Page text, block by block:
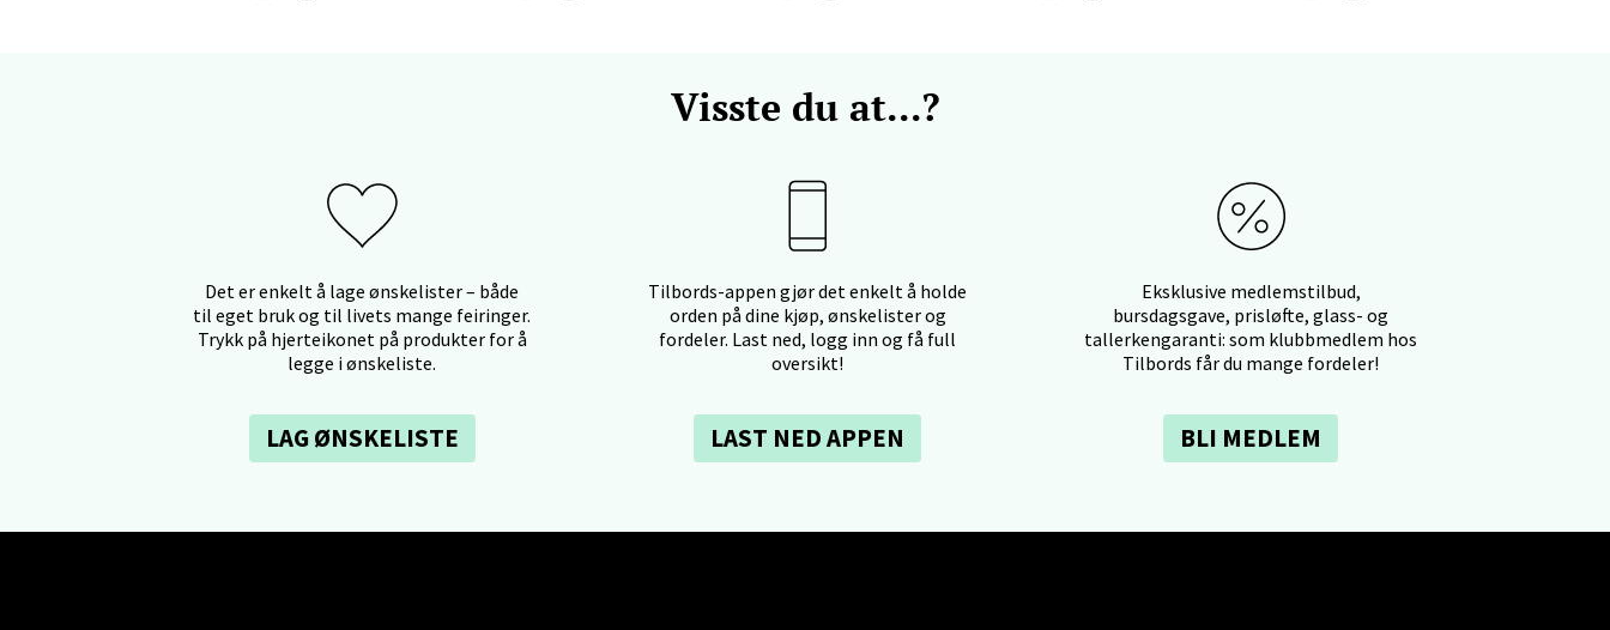
Visste du at...?
Det er enkelt å lage ønskelister – både
til eget bruk og til livets mange feiringer.
Trykk på hjerteikonet på produkter for å
legge i ønskeliste.
LAG ØNSKELISTE
Tilbords-appen gjør det enkelt å holde
orden på dine kjøp, ønskelister og
fordeler. Last ned, logg inn og få full
oversikt!
LAST NED APPEN
Eksklusive medlemstilbud,
bursdagsgave, prisløfte, glass- og
tallerkengaranti: som klubbmedlem hos
Tilbords får du mange fordeler!
BLI MEDLEM
0 i butikk